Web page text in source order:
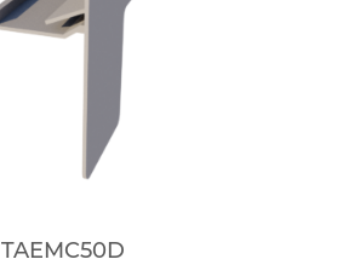
TAEMC50D